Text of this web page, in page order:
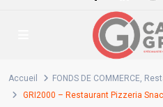
Accueil FONDS DE COMMERCE,
GRI2000 – Restaurant Pizzeria